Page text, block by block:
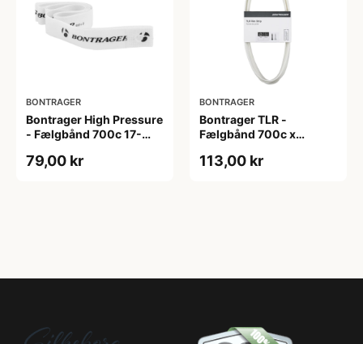
BONTRAGER
Bontrager High Pressure
- Fælgbånd 700c 17-
79,00 kr
BONTRAGER
Bontrager TLR -
Fælgbånd 700c x
113,00 kr